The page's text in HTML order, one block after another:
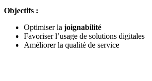
Objectifs :
Optimiser la joignabilité
Favoriser l’usage de solutions digitales
Améliorer la qualité de service